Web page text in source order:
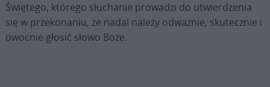
Świętego, którego słuchanie prowadzi do utwierdzenia
się w przekonaniu, że nadal należy odważnie, skutecznie i
owocnie głosić słowo Boże.